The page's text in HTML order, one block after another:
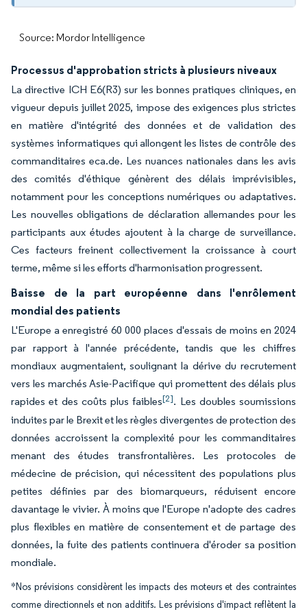
Source: Mordor Intelligence
Processus d'approbation stricts à plusieurs niveaux
La directive ICH E6(R3) sur les bonnes pratiques cliniques, en
vigueur depuis juillet 2025, impose des exigences plus strictes
en matière d'intégrité des données et de validation des
systèmes informatiques qui allongent les listes de contrôle des
commanditaires eca.de. Les nuances nationales dans les avis
des comités d'éthique génèrent des délais imprévisibles,
notamment pour les conceptions numériques ou adaptatives.
Les nouvelles obligations de déclaration allemandes pour les
participants aux études ajoutent à la charge de surveillance.
Ces facteurs freinent collectivement la croissance à court
terme, même si les efforts d'harmonisation progressent.
Baisse de la part européenne dans l'enrôlement
mondial des patients
L'Europe a enregistré 60 000 places d'essais de moins en 2024
par rapport à l'année précédente, tandis que les chiffres
mondiaux augmentaient, soulignant la dérive du recrutement
vers les marchés Asie-Pacifique qui promettent des délais plus
rapides et des coûts plus faibles[2]. Les doubles soumissions
induites par le Brexit et les règles divergentes de protection des
données accroissent la complexité pour les commanditaires
menant des études transfrontalières. Les protocoles de
médecine de précision, qui nécessitent des populations plus
petites définies par des biomarqueurs, réduisent encore
davantage le vivier. À moins que l'Europe n'adopte des cadres
plus flexibles en matière de consentement et de partage des
données, la fuite des patients continuera d'éroder sa position
mondiale.
*Nos prévisions considèrent les impacts des moteurs et des contraintes
comme directionnels et non additifs. Les prévisions d'impact reflètent la